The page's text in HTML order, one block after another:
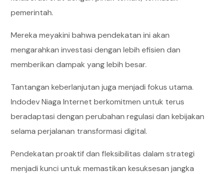
pemerintah.
Mereka meyakini bahwa pendekatan ini akan
mengarahkan investasi dengan lebih efisien dan
memberikan dampak yang lebih besar.
Tantangan keberlanjutan juga menjadi fokus utama.
Indodev Niaga Internet berkomitmen untuk terus
beradaptasi dengan perubahan regulasi dan kebijakan
selama perjalanan transformasi digital.
Pendekatan proaktif dan fleksibilitas dalam strategi
menjadi kunci untuk memastikan kesuksesan jangka